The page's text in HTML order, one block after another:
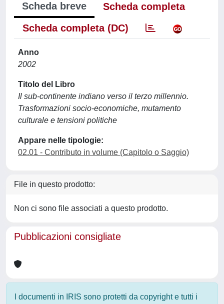
Scheda breve
Scheda completa
Scheda completa (DC)
Anno
2002
Titolo del Libro
Il sub-continente indiano verso il terzo millennio.
Trasformazioni socio-economiche, mutamento
culturale e tensioni politiche
Appare nelle tipologie:
02.01 - Contributo in volume (Capitolo o Saggio)
File in questo prodotto:
Non ci sono file associati a questo prodotto.
Pubblicazioni consigliate
I documenti in IRIS sono protetti da copyright e tutti i